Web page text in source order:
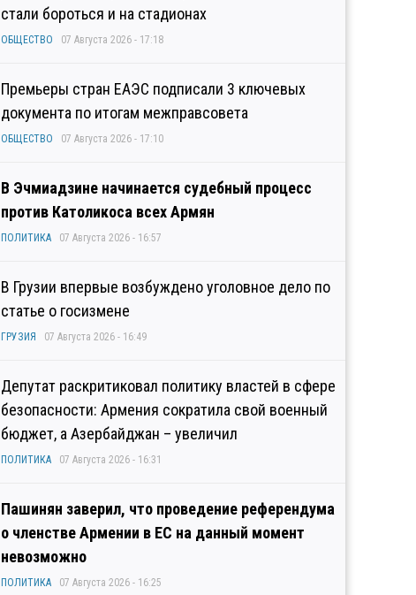
стали бороться и на стадионах
ОБЩЕСТВО 07 Августа 2026 - 17:18
Премьеры стран ЕАЭС подписали 3 ключевых
документа по итогам межправсовета
ОБЩЕСТВО 07 Августа 2026 - 17:10
В Эчмиадзине начинается судебный процесс
против Католикоса всех Армян
ПОЛИТИКА 07 Августа 2026 - 16:57
В Грузии впервые возбуждено уголовное дело по
статье о госизмене
ГРУЗИЯ 07 Августа 2026 - 16:49
Депутат раскритиковал политику властей в сфере
безопасности: Армения сократила свой военный
бюджет, а Азербайджан – увеличил
ПОЛИТИКА 07 Августа 2026 - 16:31
Пашинян заверил, что проведение референдума
о членстве Армении в ЕС на данный момент
невозможно
ПОЛИТИКА 07 Августа 2026 - 16:25